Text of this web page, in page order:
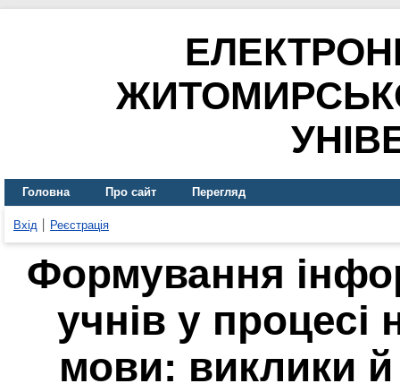
Головна Про сайт Перегляд
Вхід Реєстрація
Формування
учнів у процесі
мови: виклики